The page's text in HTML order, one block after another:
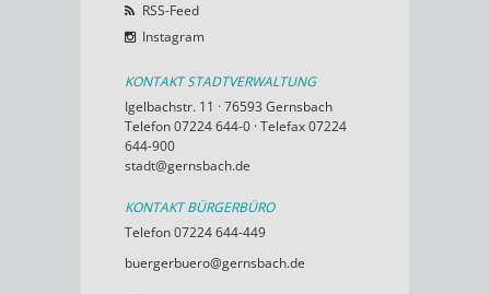
RSS-Feed
Instagram
KONTAKT STADTVERWALTUNG
Igelbachstr. 11 · 76593 Gernsbach
Telefon 07224 644-0 · Telefax 07224
644-900
stadt@gernsbach.de
KONTAKT BÜRGERBÜRO
Telefon 07224 644-449
buergerbuero@gernsbach.de